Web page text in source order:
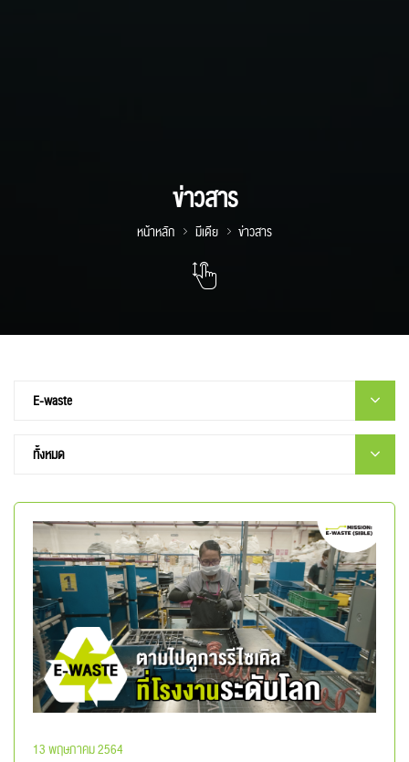
ข่าวสาร
หน้าหลัก มีเดีย ข่าวสาร
13 พฤษภาคม 2564